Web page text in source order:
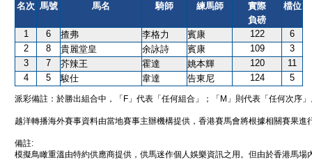
名次 馬號 馬名 騎師 練馬師
實際
負磅
檔位
1 6 揸弗 李格力 賓康 122
6
2
8 貴麗堂皇 余詠詩 賓康 109
3
3
7 芥辣王 霍達 姚本輝 120
11
4
5 駿仕 韋達 告東尼 124 5
派彩備註：於勝出組合中，「F」代表「任何組合」；「M」則代表「任何次序
越洋轉播海外賽事資料由當地賽事主辦機構提供，香港賽馬會將根據相關賽果進
備註:
模擬鳥瞰重溫由特約供應商提供，供馬迷作個人娛樂資訊之用。但由於香港馬